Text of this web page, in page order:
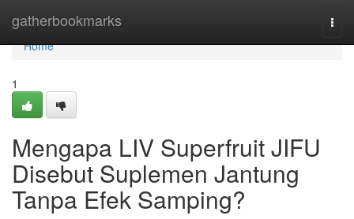
gatherbookmarks
Home
Home
1
Mengapa LIV Superfruit JIFU
Disebut Suplemen Jantung
Tanpa Efek Samping?